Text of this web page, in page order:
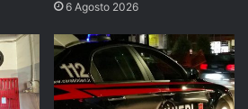
6 Agosto 2026